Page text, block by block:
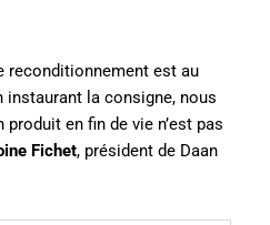
reconditionnement est au
la consigne, nous
en fin de vie n’est pas
Fichet, président de Daan